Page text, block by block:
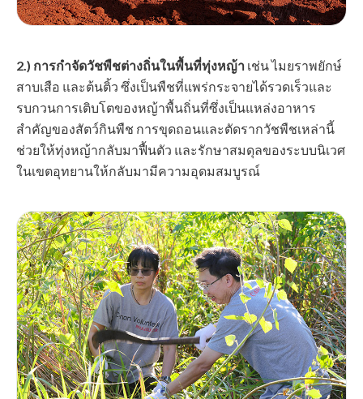
2.) การกำจัดวัชพืชต่างถิ่นในพื้นที่ทุ่งหญ้า เช่น ไมยราพยักษ์
สาบเสือ และต้นติ้ว ซึ่งเป็นพืชที่แพร่กระจายได้รวดเร็วและ
รบกวนการเติบโตของหญ้าพื้นถิ่นที่ซึ่งเป็นแหล่งอาหาร
สำคัญของสัตว์กินพืช การขุดถอนและตัดรากวัชพืชเหล่านี้
ช่วยให้ทุ่งหญ้ากลับมาฟื้นตัว และรักษาสมดุลของระบบนิเวศ
ในเขตอุทยานให้กลับมามีความอุดมสมบูรณ์